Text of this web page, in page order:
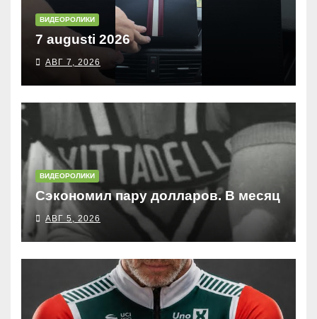
ВИДЕОРОЛИКИ
7 augusti 2026
АВГ 7, 2026
ВИДЕОРОЛИКИ
Сэкономил пару долларов. В месяц
АВГ 5, 2026